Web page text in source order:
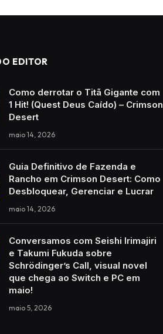
EDITOR
Como derrotar o Titã Gigante com
1 Hit! (Quest Deus Caído) – Crimson
Desert
maio 14, 2026
Guia Definitivo de Fazenda e
Rancho em Crimson Desert: Como
Desbloquear, Gerenciar e Lucrar
maio 14, 2026
Conversamos com Seishi Irimajiri
e Takumi Fukuda sobre
Schrödinger’s Call, visual novel
que chega ao Switch e PC em
maio!
maio 5, 2026